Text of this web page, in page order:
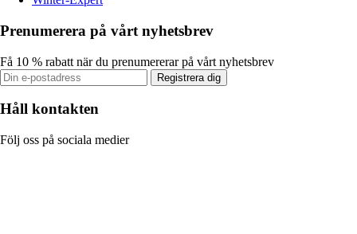
Prenumerera på vårt nyhetsbrev
Få 10 % rabatt när du prenumererar på vårt nyhetsbrev
Registrera dig
Håll kontakten
Följ oss på sociala medier